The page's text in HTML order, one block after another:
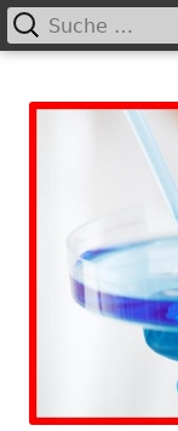
zum
Primäres